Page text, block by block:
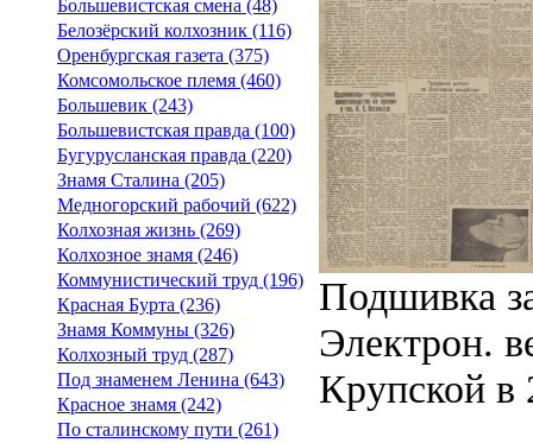
Большевистская смена (48)
Белозёрский колхозник (116)
Оренбургская газета (375)
Комсомольское племя (460)
Большевик (243)
Большевистская правда (100)
Бугурусланская правда (220)
Знамя Сталина (205)
Медногорский рабочий (622)
Колхозная жизнь (269)
Колхозное знамя (246)
Коммунистический труд (196)
Красная Бурта (236)
Знамя Коммуны (326)
Колхозный труд (287)
Под знаменем Ленина (643)
Красное знамя (242)
По сталинскому пути (261)
Подшивка
Электрон.
Крупской в